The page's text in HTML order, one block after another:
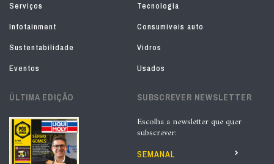
Serviços
Tecnologia
Infotainment
Consumíveis auto
Sustentabilidade
Vidros
Eventos
Usados
ÚLTIMA EDIÇÃO SUBSCREVER NEWSLETTER
Escolha a newsletter que quer
subscrever:
SEMANAL